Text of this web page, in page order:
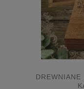
DREWNIANE